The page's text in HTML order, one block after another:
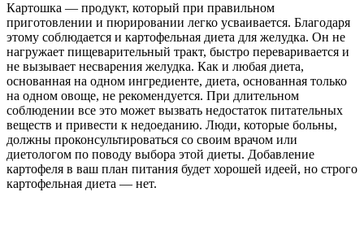
Картошка — продукт, который при правильном
приготовлении и пюрировании легко усваивается. Благодаря
этому соблюдается и картофельная диета для желудка. Он не
нагружает пищеварительный тракт, быстро переваривается и
не вызывает несварения желудка. Как и любая диета,
основанная на одном ингредиенте, диета, основанная только
на одном овоще, не рекомендуется. При длительном
соблюдении все это может вызвать недостаток питательных
веществ и привести к недоеданию. Люди, которые больны,
должны проконсультироваться со своим врачом или
диетологом по поводу выбора этой диеты. Добавление
картофеля в ваш план питания будет хорошей идеей, но строго
картофельная диета — нет.